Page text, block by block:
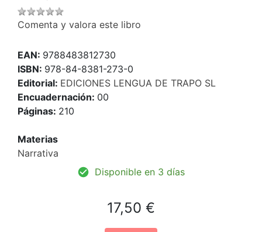
Comenta y valora este libro
EAN: 9788483812730
ISBN: 978-84-8381-273-0
Editorial: EDICIONES LENGUA DE TRAPO SL
Encuadernación: 00
Páginas: 210
Materias
Narrativa
Disponible en 3 días
17,50 €